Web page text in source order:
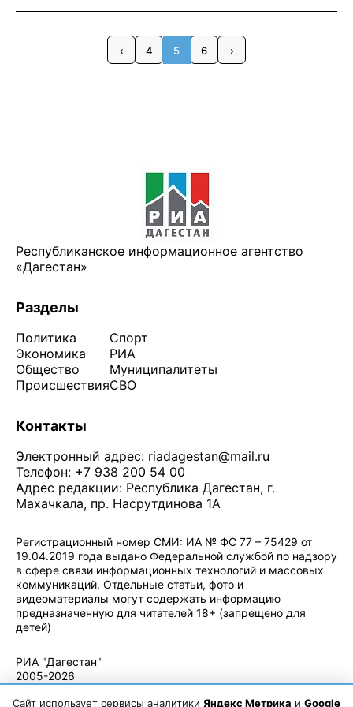
‹ 4 5 6 ›
Республиканское информационное агентство
«Дагестан»
Разделы
Политика
Экономика
Общество
Происшествия
Спорт
РИА
Муниципалитеты
СВО
Контакты
Электронный адрес: riadagestan@mail.ru
Телефон: +7 938 200 54 00
Адрес редакции: Республика Дагестан, г.
Махачкала, пр. Насрутдинова 1А
Регистрационный номер СМИ: ИА № ФС 77 – 75429 от
19.04.2019 года выдано Федеральной службой по надзору
в сфере связи информационных технологий и массовых
коммуникаций. Отдельные статьи, фото и
видеоматериалы могут содержать информацию
предназначенную для читателей 18+ (запрещено для
детей)
РИА "Дагестан"
2005-2026
использования
Сайт использует сервисы аналитики Яндекс Метрика и Google